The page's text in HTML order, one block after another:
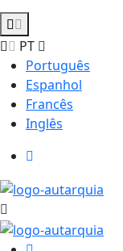
PT
Português
Espanhol
Francês
Inglês